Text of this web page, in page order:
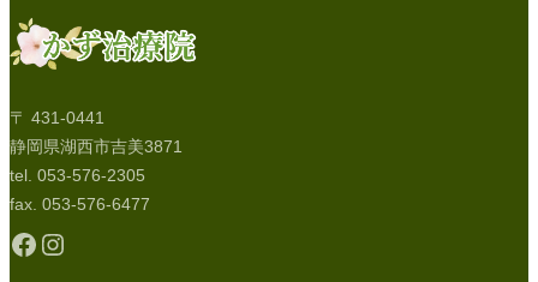
〒 431-0441
静岡県湖西市吉美3871
tel. 053-576-2305
fax. 053-576-6477
Facebook Instagram